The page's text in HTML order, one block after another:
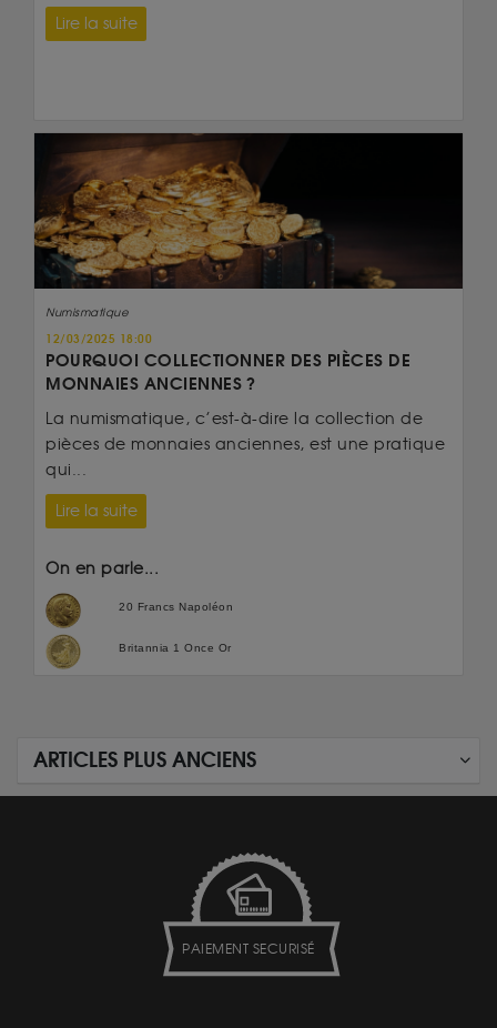
Lire la suite
Numismatique
12/03/2025 18:00
POURQUOI COLLECTIONNER DES PIÈCES DE
MONNAIES ANCIENNES ?
La numismatique, c’est-à-dire la collection de
pièces de monnaies anciennes, est une pratique
qui...
Lire la suite
On en parle...
20 Francs Napoléon
Britannia 1 Once Or
ARTICLES PLUS ANCIENS
PAIEMENT SECURISÉ